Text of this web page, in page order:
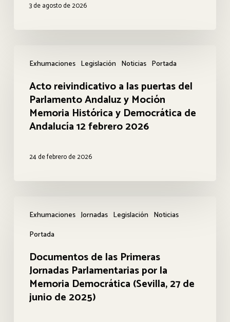
gobierno
Andalucía
3 de agosto de 2026
Exhumaciones Legislación Noticias Portada
reivindicativo
puertas
Parlamento
Memoria
Histórica
Democrática
Andalucía
Acto reivindicativo a las puertas del
Parlamento Andaluz y Moción
Memoria Histórica y Democrática de
Andalucía 12 febrero 2026
24 de febrero de 2026
Exhumaciones Jornadas Legislación Noticias
Portada
Primeras
Jornadas
Parlamentarias
Documentos de las Primeras
Jornadas Parlamentarias por la
Memoria Democrática (Sevilla, 27 de
junio de 2025)